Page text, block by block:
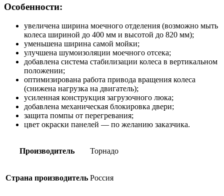
Особенности:
увеличена ширина моечного отделения (возможно мыть
колеса шириной до 400 мм и высотой до 820 мм);
уменьшена ширина самой мойки;
улучшена шумоизоляции моечного отсека;
добавлена система стабилизации колеса в вертикальном
положении;
оптимизирована работа привода вращения колеса
(снижена нагрузка на двигатель);
усиленная конструкция загрузочного люка;
добавлена механическая блокировка двери;
защита помпы от перегревания;
цвет окраски панелей — по желанию заказчика.
Производитель Торнадо
Страна производитель Россия